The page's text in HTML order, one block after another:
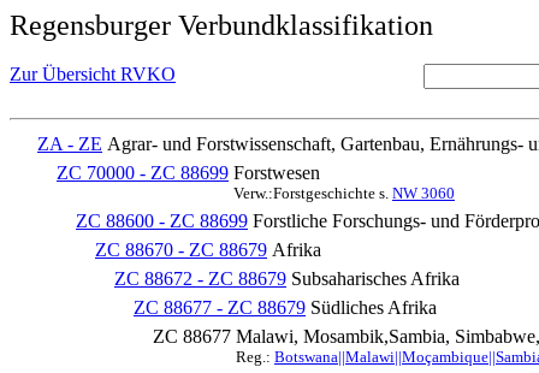
Regensburger Verbundklassifikation
Zur Übersicht RVKO
ZA - ZE Agrar- und Forstwissenschaft, Gartenbau, Ernährungs-
ZC 70000 - ZC 88699 Forstwesen
Verw.:Forstgeschichte s. NW 3060
ZC 88600 - ZC 88699 Forstliche Forschungs- und
ZC 88670 - ZC 88679 Afrika
ZC 88672 - ZC 88679 Subsaharisches Afrika
ZC 88677 - ZC 88679 Südliches Afrika
ZC 88677 Malawi, Mosambik,Sambia,
Reg.: